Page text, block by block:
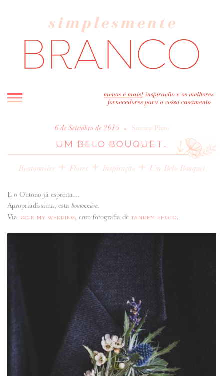
INICIO
BLOG
ENTREVISTAS
CASAVA-ME AQUI!
FORNECEDORES RECOMENDADOS
6 de Setembro de 2015 • Susana Pinto
UM BELO BOUQUET…
Boutonnière + Flores + Inspiração + Um Belo Bouquet
E o Outono já espreita…
Apropriadíssima, esta boutonnière.
Via
ROCK MY WEDDING, com fotografia de TANDEM PHOTO.